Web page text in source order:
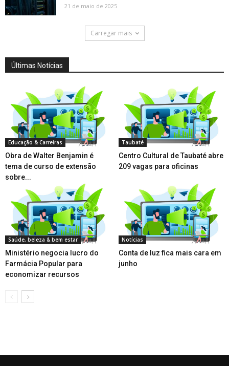
21 de maio de 2025
Carregar mais
Últimas Notícias
Educação & Carreiras
Obra de Walter Benjamin é
tema de curso de extensão
sobre...
Taubaté
Centro Cultural de Taubaté abre
209 vagas para oficinas
Saúde, beleza & bem estar
Ministério negocia lucro do
Farmácia Popular para
economizar recursos
Notícias
Conta de luz fica mais cara em
junho